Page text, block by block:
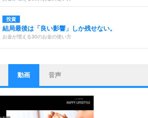
投資
結局最後は「良い影響」しか残せない。
お金が増える30のお金の使い方
ストレス対策
他人と比べない。
いっそのこと、他人を見ない。
いらいらしない人になる30の方法
動画 音声